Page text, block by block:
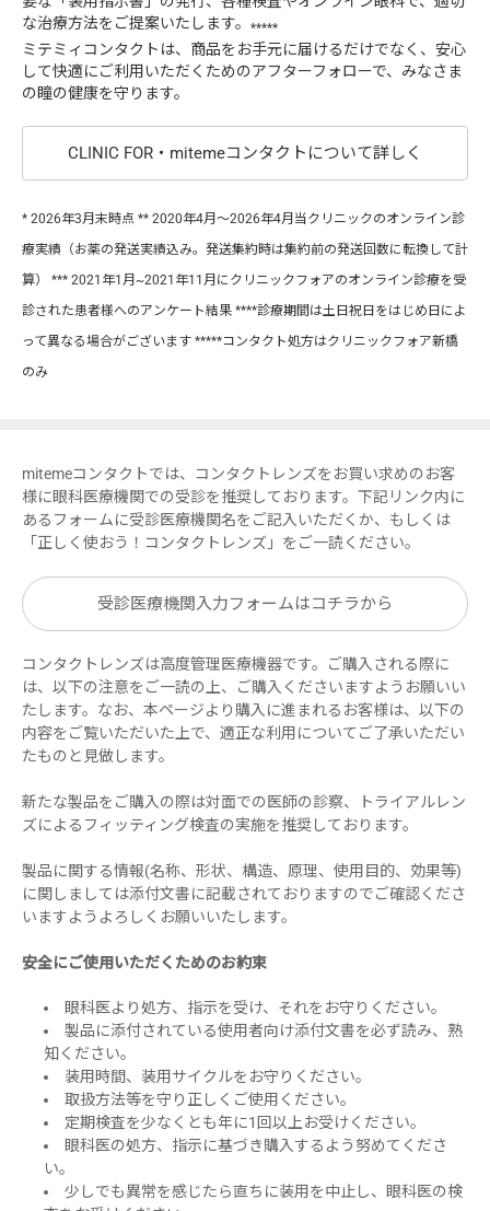
な治療方法をご提案いたします。 *****
ミテミィコンタクトは、商品をお手元に届けるだけでなく、安心
して快適にご利用いただくためのアフターフォローで、みなさま
の瞳の健康を守ります。
CLINIC FOR・mitemeコンタクトについて詳しく
* 2026年3月末時点 ** 2020年4月～2026年4月当クリニックのオンライン診
療実績（お薬の発送実績込み。発送集約時は集約前の発送回数に転換して計
算） *** 2021年1月~2021年11月にクリニックフォアのオンライン診療を受
診された患者様へのアンケート結果 ****診療期間は土日祝日をはじめ日によ
って異なる場合がございます *****コンタクト処方はクリニックフォア新橋
のみ
mitemeコンタクトでは、コンタクトレンズをお買い求めのお客
様に眼科医療機関での受診を推奨しております。下記リンク内に
あるフォームに受診医療機関名をご記入いただくか、もしくは
「正しく使おう！コンタクトレンズ」をご一読ください。
受診医療機関入力フォームはコチラから
コンタクトレンズは高度管理医療機器です。ご購入される際に
は、以下の注意をご一読の上、ご購入くださいますようお願いい
たします。なお、本ページより購入に進まれるお客様は、以下の
内容をご覧いただいた上で、適正な利用についてご了承いただい
たものと見做します。
新たな製品をご購入の際は対面での医師の診察、トライアルレン
ズによるフィッティング検査の実施を推奨しております。
製品に関する情報(名称、形状、構造、原理、使用目的、効果等)
に関しましては添付文書に記載されておりますのでご確認くださ
いますようよろしくお願いいたします。
安全にご使用いただくためのお約束
眼科医より処方、指示を受け、それをお守りください。
製品に添付されている使用者向け添付文書を必ず読み、熟
知ください。
装用時間、装用サイクルをお守りください。
取扱方法等を守り正しくご使用ください。
定期検査を少なくとも年に1回以上お受けください。
眼科医の処方、指示に基づき購入するよう努めてくださ
い。
少しでも異常を感じたら直ちに装用を中止し、眼科医の検